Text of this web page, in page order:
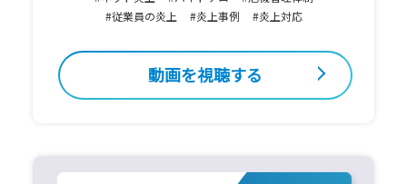
#従業員の炎上
#炎上事例 #炎上対応
動画を視聴する